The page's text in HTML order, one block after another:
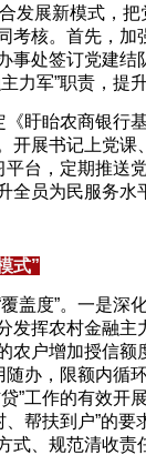
发展新模式，
考核。首先，
事处签订党建结
力军”职责，提
《盱眙农商银行
开展书记上党
台，定期推送
全员为民服务水
式”
盖度”。一是深
发挥农村金融
农户增加授信额
随办，限额内循
”工作的有效
帮扶到户”的
式、规范清收